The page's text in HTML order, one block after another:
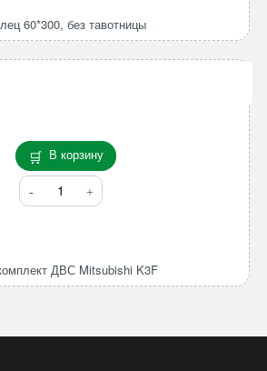
тавотницы
60*300, без тавотницы
В корзину
Количество
товара
K3F
ДВС Mitsubishi K3F